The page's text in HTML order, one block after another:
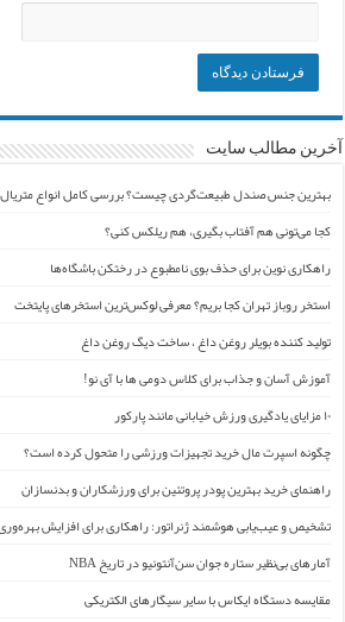
آخرین مطالب سایت
بهترین جنس صندل طبیعت‌گردی چیست؟ بررسی کامل انواع متریال
کجا می‌تونی هم آفتاب بگیری، هم ریلکس کنی؟
راهکاری نوین برای حذف بوی نامطبوع در رختکن باشگاه‌ها
استخر روباز تهران کجا بریم؟ معرفی لوکس‌ترین استخرهای پایتخت
تولید کننده بویلر روغن داغ ، ساخت دیگ روغن داغ
آموزش آسان و جذاب برای کلاس دومی ها با آی نو!
۱۰ مزایای یادگیری ورزش خیابانی مانند پارکور
چگونه اسپرت مال خرید تجهیزات ورزشی را متحول کرده است؟
راهنمای خرید بهترین پودر پروتئین برای ورزشکاران و بدنسازان
تشخیص و عیب‌یابی هوشمند ژنراتور: راهکاری برای افزایش
آمارهای بی‌نظیر ستاره جوان سن‌آنتونیو در تاریخ NBA
مقایسه دستگاه ایکاس با سایر سیگارهای الکتریکی